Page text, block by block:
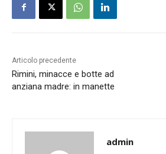
Articolo precedente
Rimini, minacce e botte ad
anziana madre: in manette
admin